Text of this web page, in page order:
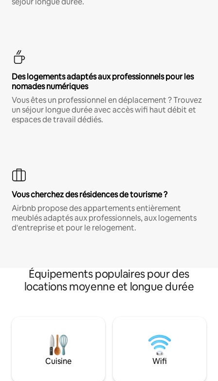
Des logements adaptés aux professionnels pour les
nomades numériques
Vous êtes un professionnel en déplacement ? Trouvez
un séjour longue durée avec accès wifi haut débit et
espaces de travail dédiés.
Vous cherchez des résidences de tourisme ?
Airbnb propose des appartements entièrement
meublés adaptés aux professionnels, aux logements
d'entreprise et pour le relogement.
Équipements populaires pour des
locations moyenne et longue durée
Cuisine Wifi